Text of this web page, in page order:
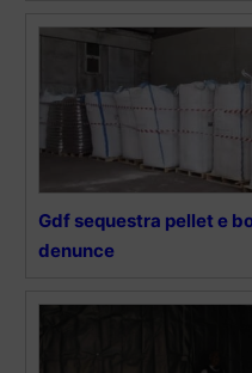
Gdf sequestra pellet e
denunce